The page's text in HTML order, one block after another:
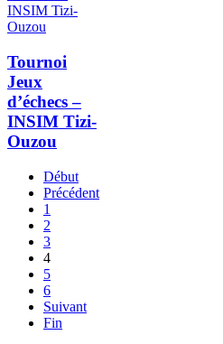
Tournoi
Jeux
d’échecs –
INSIM Tizi-
Ouzou
Début
Précédent
1
2
3
4
5
6
Suivant
Fin